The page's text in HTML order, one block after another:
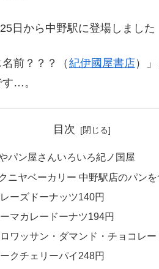
日から中野駅に登場しました
前？？？（紀伊國屋書店）
…。
目次
パン屋さんいろいろ紀ノ国屋
ニヤベーカリー 中野駅店のパンを
ーズドーナッツ140円
マカレードーナツ194円
ワッサン・ダマンド・チョコレー
クチェリーパイ248円